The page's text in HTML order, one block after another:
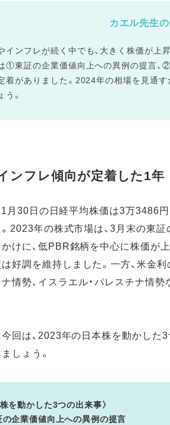
カエル先生
インフレが続く中でも、大きく株価が上
①東証の企業価値向上への異例の提言、
着がありました。2024年の相場を見通
う。
ンフレ傾向が定着した1年
月30日の日経平均株価は3万3486
2023年の株式市場は、3月末の東
けに、低PBR銘柄を中心に株価が
好調を維持しました。一方、米金
情勢、イスラエル・パレスチナ情
回は、2023年の日本株を動かした
しょう。
株を動かした3つの出来事〉
企業価値向上への異例の提言